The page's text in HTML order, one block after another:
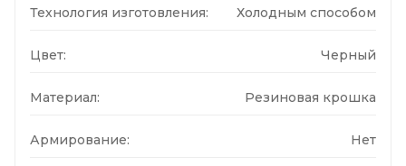
Технология изготовления: Холодным способом
Цвет: Черный
Материал: Резиновая крошка
Армирование: Нет